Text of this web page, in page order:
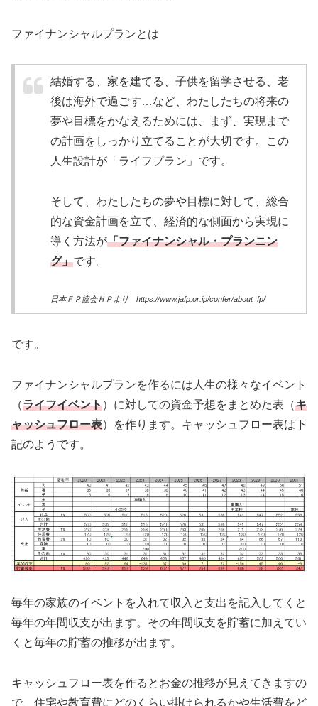
ファイナンシャルプランとは
結婚する、家を建てる、子供を留学させる、老
後は海外で過ごす…など、わたしたちの将来の
夢や目標をかなえるためには、まず、実現まで
の計画をしっかり立てることが大切です。この
人生設計が「ライフプラン」です。
そして、わたしたちの夢や目標に対して、総合
的な資金計画を立て、経済的な側面から実現に
導く方法が「ファイナンシャル・プランニン
グ」です。
日本ＦＰ協会ＨＰより https://www.jafp.or.jp/confer/about_fp/
です。
ファイナンシャルプランを作るには人生の様々なイベント
（ライフイベント）に対しての資金予想をまとめた表（キ
ャッシュフロー表）を作ります。キャッシュフロー表は下
記のようです。
毎年の家族のイベントを入れて収入と支出を記入してくと
毎年の年間収支が出ます。その年間収支を貯蓄に加えてい
くと毎年の貯蓄の推移が出ます。
キャッシュフロー表を作るとお金の推移が見えてきますの
で、住宅や教育費にどのくらい掛けられるかや生活費をど